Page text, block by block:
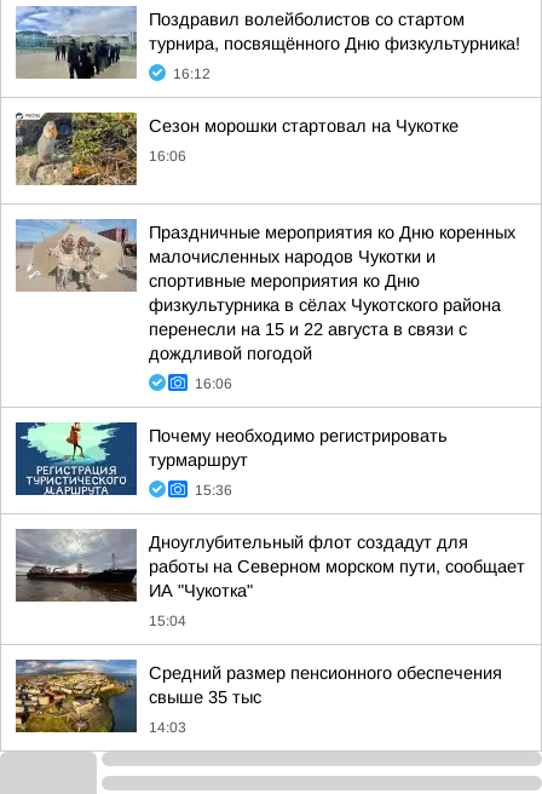
Поздравил волейболистов со стартом
турнира, посвящённого Дню физкультурника!
16:12
Сезон морошки стартовал на Чукотке
16:06
Праздничные мероприятия ко Дню коренных
малочисленных народов Чукотки и
спортивные мероприятия ко Дню
физкультурника в сёлах Чукотского района
перенесли на 15 и 22 августа в связи с
дождливой погодой
16:06
Почему необходимо регистрировать
турмаршрут
15:36
Дноуглубительный флот создадут для
работы на Северном морском пути, сообщает
ИА "Чукотка"
15:04
Средний размер пенсионного обеспечения
свыше 35 тыс
14:03